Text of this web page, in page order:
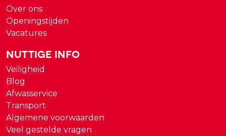
Over ons
Openingstijden
Vacatures
Nuttige Info
Veiligheid
Blog
Afwasservice
Transport
Algemene voorwaarden
Veel gestelde vragen